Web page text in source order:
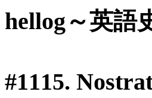
hellog～英語
#1115.